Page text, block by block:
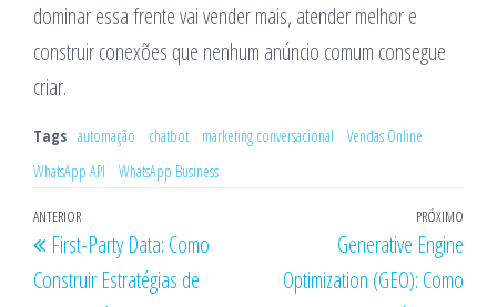
dominar essa frente vai vender mais, atender melhor e
construir conexões que nenhum anúncio comum consegue
criar.
Tags automação chatbot marketing conversacional
Vendas Online
WhatsApp API
WhatsApp Business
Navegação
de
Post
Post
anterior
ANTERIOR
First-Party Data: Como
Construir Estratégias de
PRÓXIMO
Generative Engine
Optimization (GEO): Como